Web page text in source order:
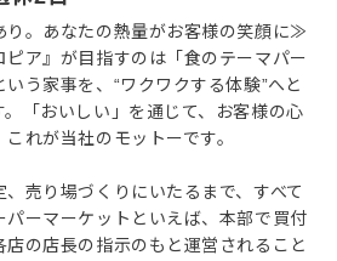
。あなたの熱量がお客様の笑顔に≫
ピア』が目指すのは「食のテーマパー
う家事を、“ワクワクする体験”へと
「おいしい」を通じて、お客様の心
れが当社のモットーです。
売り場づくりにいたるまで、すべて
パーマーケットといえば、本部で買付
の店長の指示のもと運営されること